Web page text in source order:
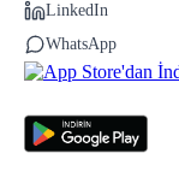
LinkedIn
WhatsApp